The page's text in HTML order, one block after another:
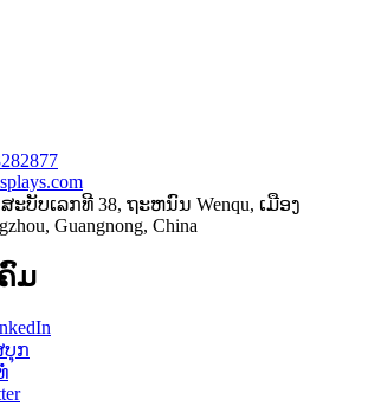
ະບັບເລກທີ 38, ຖະຫນົນ Wenqu, ເມືອງ
Guangnong, China
ມ
ບຸກ